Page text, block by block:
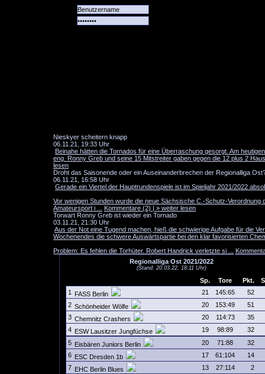
Nieskyer scheitern knapp
06.11.21, 19:33 Uhr
Beinahe hätten die Tornados für eine Überraschung gesorgt. Am
eng. Ronny Greb und seine 15 Mitstreiter gaben gegen die 12 plus 2
lesen
Droht das Saisonende oder ein Auseinanderbrechen der Regionalliga
06.11.21, 16:58 Uhr
Gerade ein Viertel der Hauptrundenspiele ist im Spieljahr 2021/2022
Vor wenigen Stunden wurde die neue Sächsische C.-Schutz-
Amateursport i ...
Kommentare (2) | » weiter lesen
Torwart Ronny Greb ist wieder ein Tornado
03.11.21, 21:30 Uhr
Aus der Not eine Tugend machen, hieß die schwierige Aufgabe für die
Wochenendes die schwere Auswärtspartie bei den klar favorisierten
Problem: Es fehlen die Torhüter. Robert Handrick verletzte si ...
Regionalliga Ost 2021/2022
(Stand: 20.03.22, 18:11 Uhr)
Sp. Tore Pkt.
1
FASS Berlin 21 145:65
52
2 Schönheider Wölfe 20 153:49
51
3 Chemnitz Crashers 20 114:73
35
4 ESW Lausitzer Jungfüchse 19 98:89
32
5 Eisbären Juniors Berlin 20 71:88
32
6 ESC Dresden 1b 17 61:104
14
7 EHC Berlin Blues 13 27:114
2